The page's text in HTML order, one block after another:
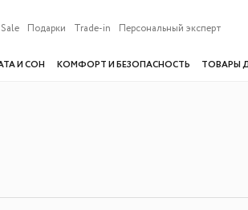
Sale Подарки Trade-in Персональный эксперт
И СОН КОМФОРТ И БЕЗОПАСНОСТЬ ТОВАРЫ